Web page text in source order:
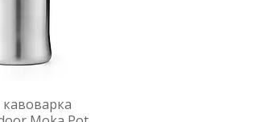
кавоварка